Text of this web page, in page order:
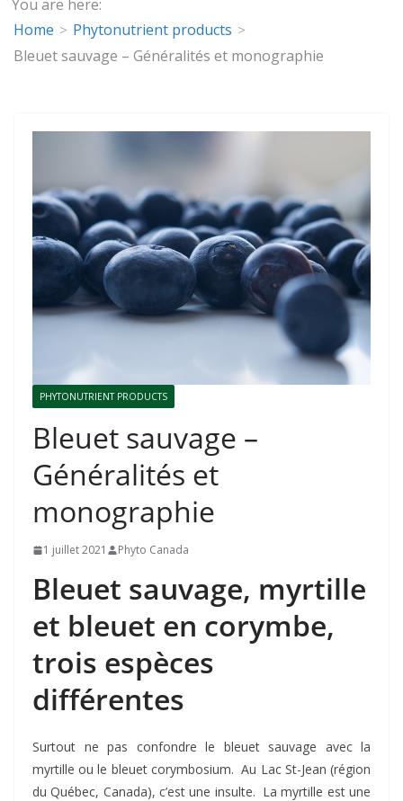
You are here:
Home
Phytonutrient products
Bleuet sauvage – Généralités et monographie
PHYTONUTRIENT PRODUCTS
Bleuet sauvage –
Généralités et
monographie
1 juillet 2021 Phyto Canada
Bleuet sauvage, myrtille
et bleuet en corymbe,
trois espèces
différentes
Surtout ne pas confondre le bleuet sauvage avec la
myrtille ou le bleuet corymbosium. Au Lac St-Jean (région
du Québec, Canada), c’est une insulte. La myrtille est une